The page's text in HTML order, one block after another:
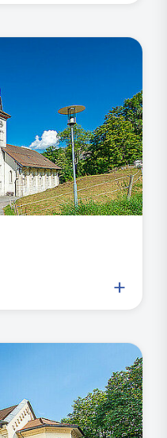
+